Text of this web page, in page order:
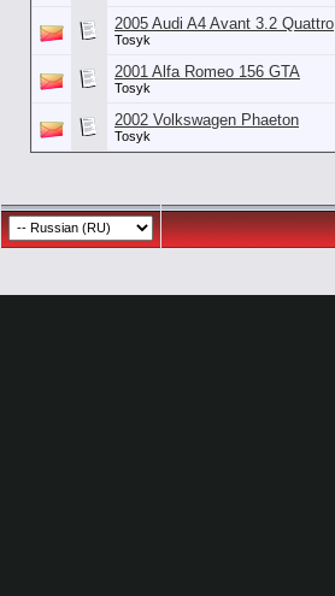
2005 Audi A4 Avant 3.2 Quattro
Tosyk
2001 Alfa Romeo 156 GTA
Tosyk
2002 Volkswagen Phaeton
Tosyk